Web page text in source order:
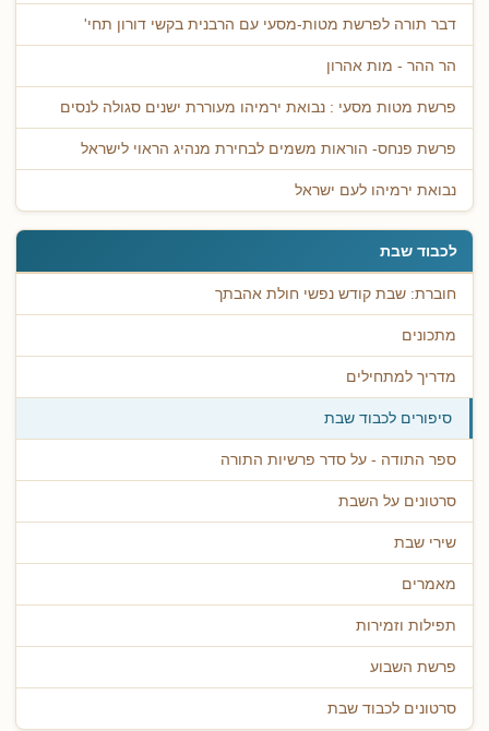
דבר תורה לפרשת מטות-מסעי עם הרבנית בקשי דורון תחי'
הר ההר - מות אהרון
פרשת מטות מסעי : נבואת ירמיהו מעוררת ישנים סגולה לנסים
פרשת פנחס- הוראות משמים לבחירת מנהיג הראוי לישראל
נבואת ירמיהו לעם ישראל
לכבוד שבת
חוברת: שבת קודש נפשי חולת אהבתך
מתכונים
מדריך למתחילים
סיפורים לכבוד שבת
ספר התודה - על סדר פרשיות התורה
סרטונים על השבת
שירי שבת
מאמרים
תפילות וזמירות
פרשת השבוע
סרטונים לכבוד שבת